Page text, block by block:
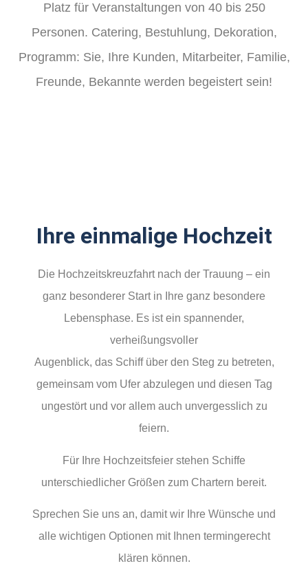
Platz für Ver­an­stal­tungen von 40 bis 250
Personen. Catering, Bestuh­lung, Deko­ra­tion,
Programm: Sie, Ihre Kunden, Mitarbeiter, Familie,
Freunde, Bekannte werden begeistert sein!
Ihre einmalige Hochzeit
Die Hochzeitskreuzfahrt nach der Trauung – ein
ganz besonderer Start in Ihre ganz besondere
Lebensphase. Es ist ein spannender,
verheißungsvoller
Augenblick, das Schiff über den Steg zu betreten,
gemeinsam vom Ufer abzulegen und diesen Tag
ungestört und vor allem auch unvergesslich zu
feiern.
Für Ihre Hochzeitsfeier stehen Schiffe
unterschiedlicher Größen zum Chartern bereit.
Sprechen Sie uns an, damit wir Ihre Wünsche und
alle wichtigen Optionen mit Ihnen termingerecht
klären können.